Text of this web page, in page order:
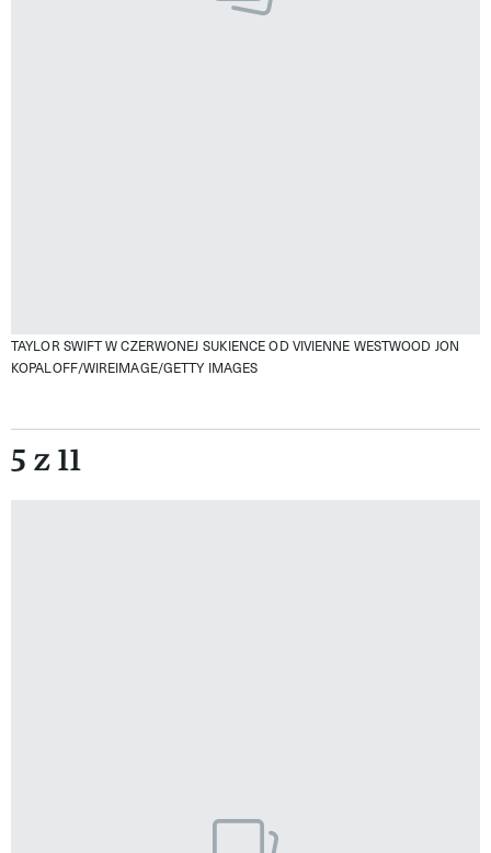
TAYLOR SWIFT W CZERWONEJ SUKIENCE OD VIVIENNE WESTWOOD JON
KOPALOFF/WIREIMAGE/GETTY IMAGES
5 z 11